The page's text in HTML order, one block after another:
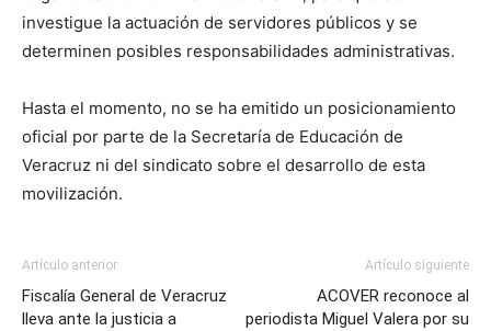
investigue la actuación de servidores públicos y se
determinen posibles responsabilidades administrativas.
Hasta el momento, no se ha emitido un posicionamiento
oficial por parte de la Secretaría de Educación de
Veracruz ni del sindicato sobre el desarrollo de esta
movilización.
Artículo anterior
Fiscalía General de Veracruz
lleva ante la justicia a
Artículo siguiente
ACOVER reconoce al
periodista Miguel Valera por su